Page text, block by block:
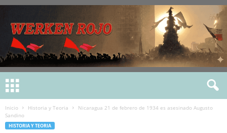
Inicio Historia y Teoria
Nicaragua 21 de febrero de 1934 es asesinado Augusto
Sandino
HISTORIA Y TEORIA